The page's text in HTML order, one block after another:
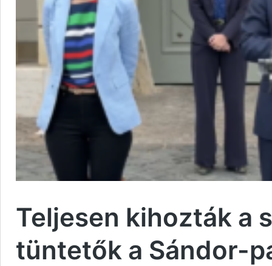
Teljesen kihozták a
tüntetők a Sándor-